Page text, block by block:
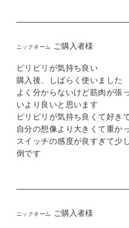
ご購入者様
ピリピリが気持ち良い
購入後、しばらく使いました
よく分からないけど筋肉が張
いより良いと思います
ピリピリが気持ち良くて好き
自分の想像より大きくて重か
スイッチの感度が良すぎて少
倒です
ご購入者様